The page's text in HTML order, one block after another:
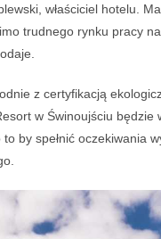
właściciel hotelu.
trudnego rynku pracy
z certyfikacją
w Świnoujściu
by spełnić oczekiwania